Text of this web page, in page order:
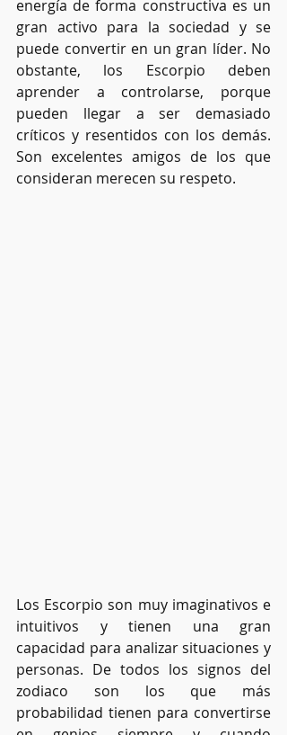
energía de forma constructiva es un
gran activo para la sociedad y se
puede convertir en un gran líder. No
obstante, los Escorpio deben
aprender a controlarse, porque
pueden llegar a ser demasiado
críticos y resentidos con los demás.
Son excelentes amigos de los que
consideran merecen su respeto.
Los Escorpio son muy imaginativos e
intuitivos y tienen una gran
capacidad para analizar situaciones y
personas. De todos los signos del
zodiaco son los que más
probabilidad tienen para convertirse